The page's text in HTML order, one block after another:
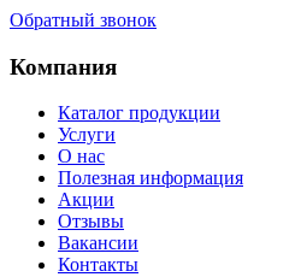
Обратный звонок
Компания
Каталог продукции
Услуги
О нас
Полезная информация
Акции
Отзывы
Вакансии
Контакты